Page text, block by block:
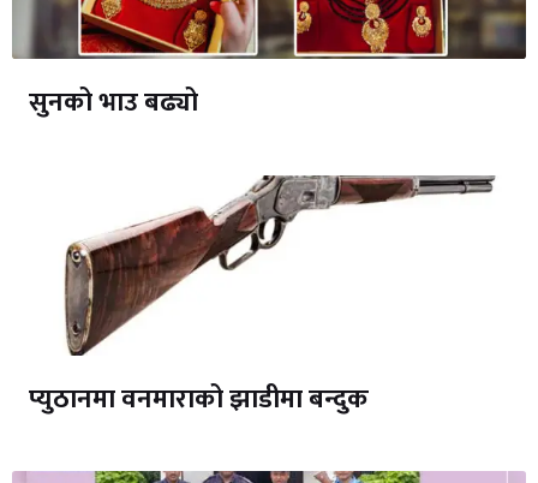
सुनको भाउ बढ्यो
प्युठानमा वनमाराको झाडीमा बन्दुक